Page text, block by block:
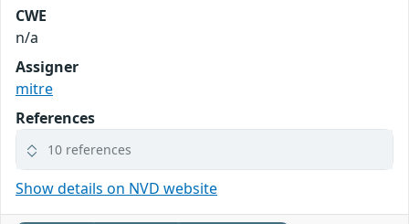
CWE
n/a
Assigner
mitre
References
10 references
Show details on NVD website